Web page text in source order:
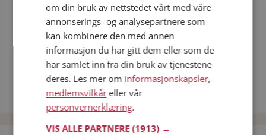
Fler single
Flere singlemenn fra Notodden: Italianoo,Konrad,Kacper
Kvinner fra Notodden
Date kvinner i Norge
Date menn i Norge
om din bruk av nettstedet vårt med våre
annonserings- og analysepartnere som
kan kombinere den med annen
informasjon du har gitt dem eller som de
har samlet inn fra din bruk av tjenestene
deres. Les mer om informasjonskapsler,
medlemsvilkåreller vår
personvernerklæring.
VIS ALLE PARTNERE(1913) →